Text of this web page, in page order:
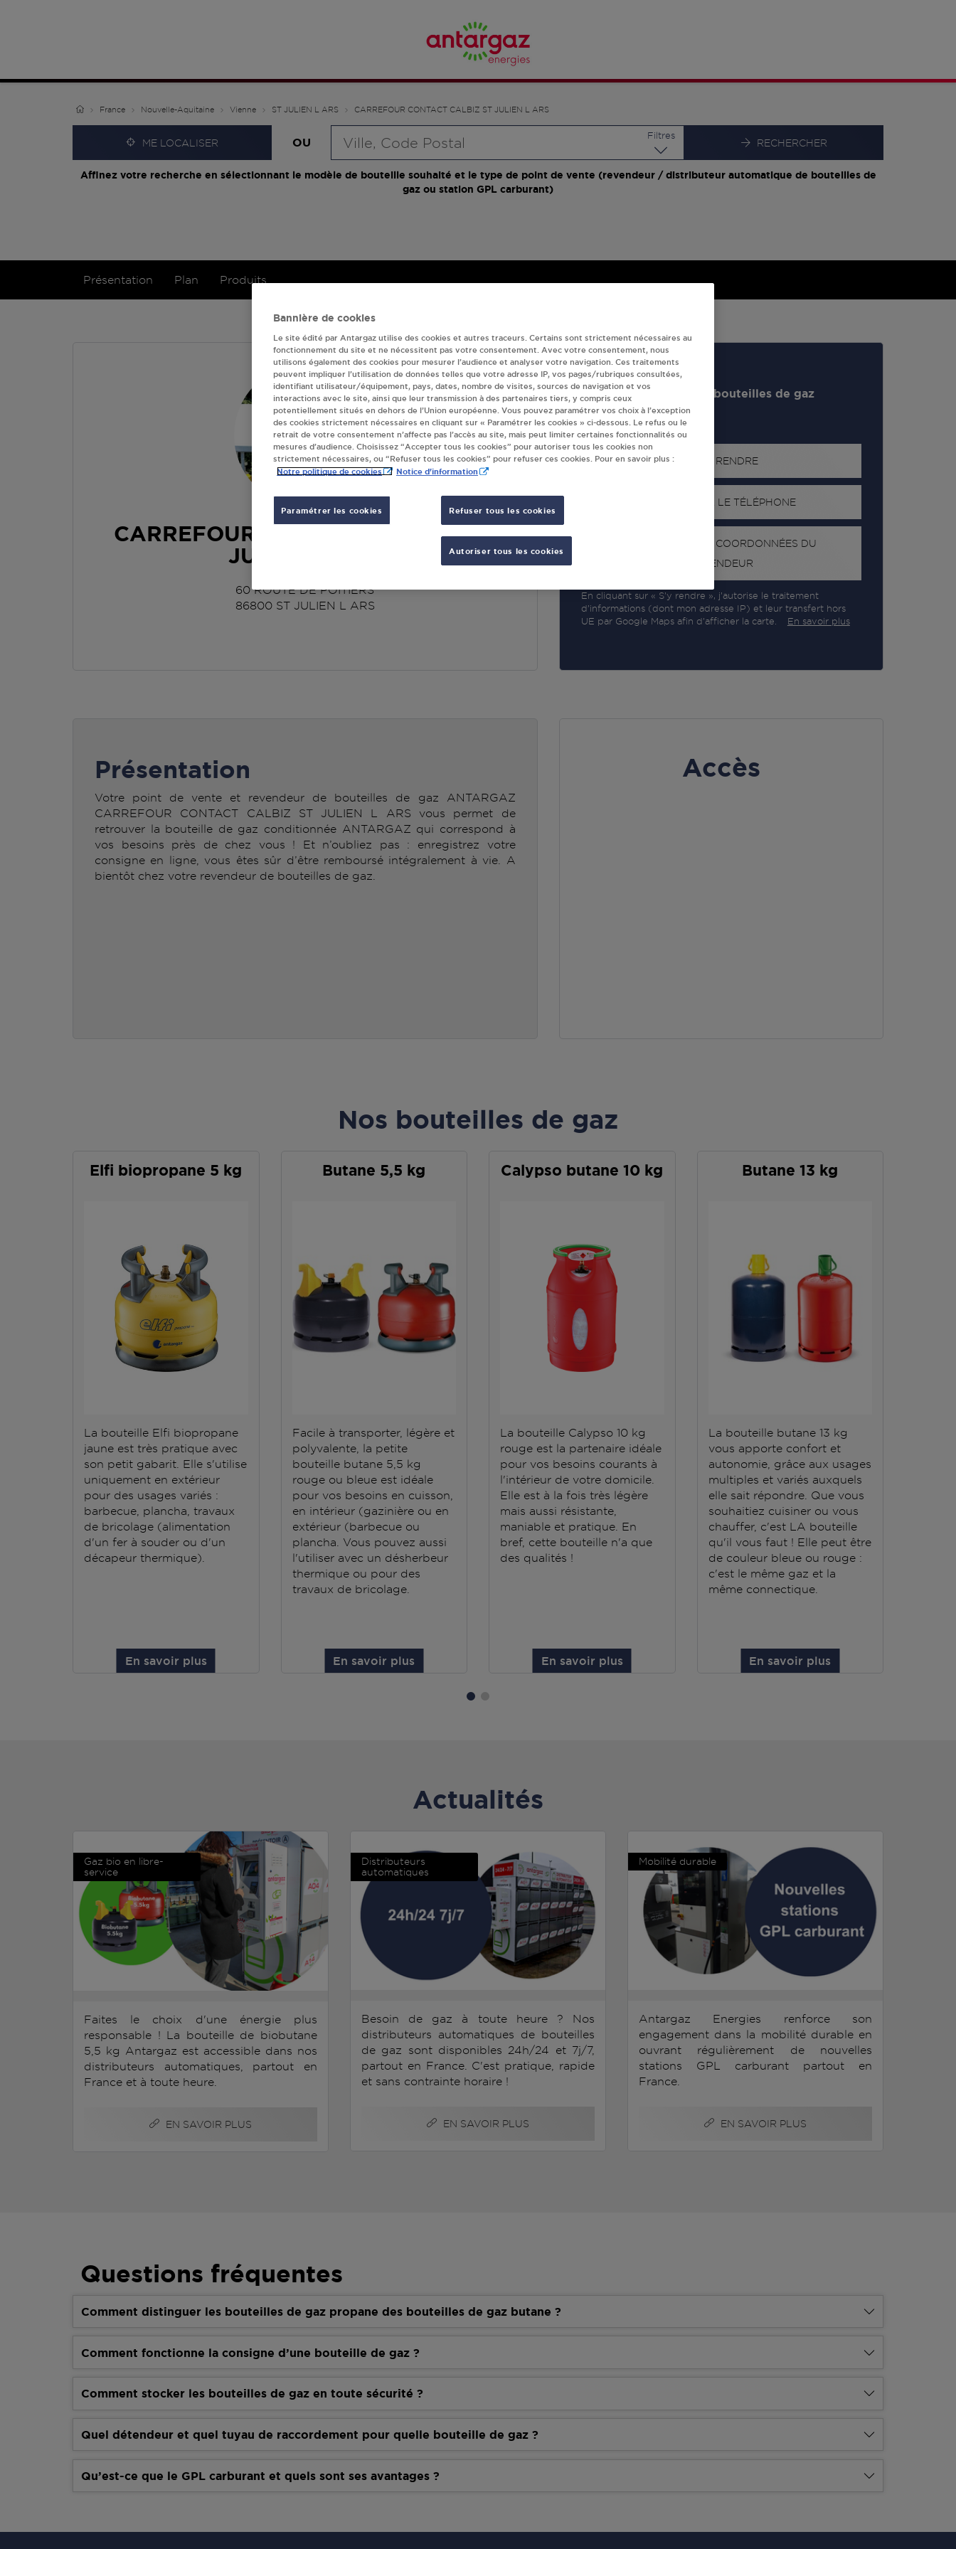
France Nouvelle-Aquitaine Vienne ST JULIEN L ARS CARREFOUR CONTACT CALBIZ ST JULIEN L ARS
ME LOCALISER OU
Filtres
RECHERCHER
Affinez votre recherche en sélectionnant le modèle de bouteille souhaité et le type de point de vente (revendeur / distributeur automatique de bouteilles de
gaz ou station GPL carburant)
Présentation Plan Produits
CARREFOUR CONTACT CALBIZ ST
JULIEN L ARS
60 ROUTE DE POITIERS
86800 ST JULIEN L ARS
Revendeur de bouteilles de gaz
S'Y RENDRE
AFFICHER LE TÉLÉPHONE
RECEVOIR LES COORDONNÉES DU
REVENDEUR
En cliquant sur « S’y rendre », j’autorise le traitement
d’informations (dont mon adresse IP) et leur transfert hors
UE par Google Maps afin d’afficher la carte.
En savoir plus
Accès
Présentation
Votre point de vente et revendeur de bouteilles de gaz ANTARGAZ
CARREFOUR CONTACT CALBIZ ST JULIEN L ARS vous permet de
retrouver la bouteille de gaz conditionnée ANTARGAZ qui correspond à
vos besoins près de chez vous ! Et n’oubliez pas : enregistrez votre
consigne en ligne, vous êtes sûr d’être remboursé intégralement à vie. A
bientôt chez votre revendeur de bouteilles de gaz.
Nos bouteilles de gaz
Elfi biopropane 5 kg
La bouteille Elfi biopropane
jaune est très pratique avec
son petit gabarit. Elle s'utilise
uniquement en extérieur
pour des usages variés :
barbecue, plancha, travaux
de bricolage (alimentation
d'un fer à souder ou d'un
décapeur thermique).
En savoir plus
Butane 5,5 kg
Facile à transporter, légère et
polyvalente, la petite
bouteille butane 5,5 kg
rouge ou bleue est idéale
pour vos besoins en cuisson,
en intérieur (gazinière ou en
extérieur (barbecue ou
plancha. Vous pouvez aussi
l'utiliser avec un désherbeur
thermique ou pour des
travaux de bricolage.
En savoir plus
Calypso butane 10 kg
La bouteille Calypso 10 kg
rouge est la partenaire idéale
pour vos besoins courants à
l'intérieur de votre domicile.
Elle est à la fois très légère
mais aussi résistante,
maniable et pratique. En
bref, cette bouteille n'a que
des qualités !
En savoir plus
Butane 13 kg
La bouteille butane 13 kg
vous apporte confort et
autonomie, grâce aux usages
multiples et variés auxquels
elle sait répondre. Que vous
souhaitiez cuisiner ou vous
chauffer, c'est LA bouteille
qu'il vous faut ! Elle peut être
de couleur bleue ou rouge :
c'est le même gaz et la
même connectique.
En savoir plus
Actualités
Gaz bio en libre-
service
Faites le choix d'une énergie plus
responsable ! La bouteille de biobutane
5,5 kg Antargaz est accessible dans nos
distributeurs automatiques, partout en
France et à toute heure.
EN SAVOIR PLUS
Distributeurs
automatiques
Besoin de gaz à toute heure ? Nos
distributeurs automatiques de bouteilles
de gaz sont disponibles 24h/24 et 7j/7,
partout en France. C'est pratique, rapide
et sans contrainte horaire !
EN SAVOIR PLUS
Mobilité durable
Antargaz Energies renforce son
engagement dans la mobilité durable en
ouvrant régulièrement de nouvelles
stations GPL carburant partout en
France.
EN SAVOIR PLUS
Questions fréquentes
Comment distinguer les bouteilles de gaz propane des bouteilles de gaz butane ?
Comment fonctionne la consigne d’une bouteille de gaz ?
Comment stocker les bouteilles de gaz en toute sécurité ?
Quel détendeur et quel tuyau de raccordement pour quelle bouteille de gaz ?
Qu’est-ce que le GPL carburant et quels sont ses avantages ?
Bannière de cookies
Le site édité par Antargaz utilise des cookies et autres traceurs. Certains sont strictement nécessaires au
fonctionnement du site et ne nécessitent pas votre consentement. Avec votre consentement, nous
utilisons également des cookies pour mesurer l’audience et analyser votre navigation. Ces traitements
peuvent impliquer l’utilisation de données telles que votre adresse IP, vos pages/rubriques consultées,
identifiant utilisateur/équipement, pays, dates, nombre de visites, sources de navigation et vos
interactions avec le site, ainsi que leur transmission à des partenaires tiers, y compris ceux
potentiellement situés en dehors de l’Union européenne. Vous pouvez paramétrer vos choix à l’exception
des cookies strictement nécessaires en cliquant sur « Paramétrer les cookies » ci-dessous. Le refus ou le
retrait de votre consentement n’affecte pas l’accès au site, mais peut limiter certaines fonctionnalités ou
mesures d’audience. Choisissez “Accepter tous les cookies” pour autoriser tous les cookies non
strictement nécessaires, ou “Refuser tous les cookies” pour refuser ces cookies. Pour en savoir plus :
Notre politique de cookies Notice d'information
Paramétrer les cookies Refuser tous les cookies
Autoriser tous les cookies